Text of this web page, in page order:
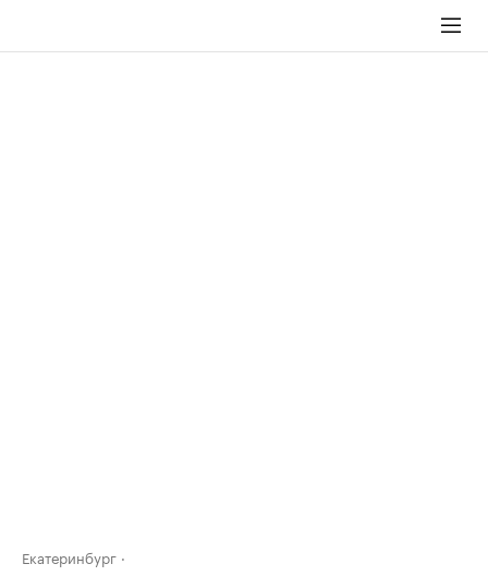
Екатеринбург